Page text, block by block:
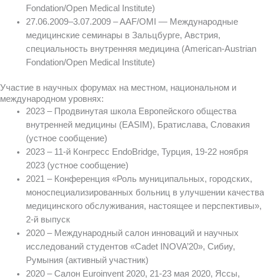
Fondation/Open Medical Institute)
27.06.2009–3.07.2009 – AAF/OMI — Международные
медицинские семинары в Зальцбурге, Австрия,
специальность внутренняя медицина (American-Austrian
Fondation/Open Medical Institute)
Участие в научных форумах на местном, национальном и
международном уровнях:
2023 – Продвинутая школа Европейского общества
внутренней медицины (EASIM), Братислава, Словакия
(устное сообщение)
2023 – 11-й Конгресс EndoBridge, Турция, 19-22 ноября
2023 (устное сообщение)
2021 – Конференция «Роль муниципальных, городских,
моноспециализированных больниц в улучшении качества
медицинского обслуживания, настоящее и перспективы»,
2-й выпуск
2020 – Международный салон инноваций и научных
исследований студентов «Cadet INOVA’20», Сибиу,
Румыния (активный участник)
2020 – Салон Euroinvent 2020, 21-23 мая 2020, Яссы,